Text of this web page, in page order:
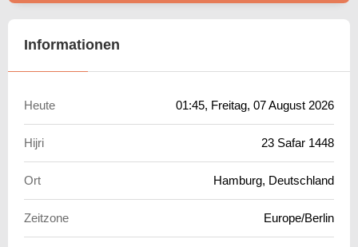
Informationen
Heute 01:45, Freitag, 07 August 2026
Hijri 23 Safar 1448
Ort Hamburg, Deutschland
Zeitzone Europe/Berlin